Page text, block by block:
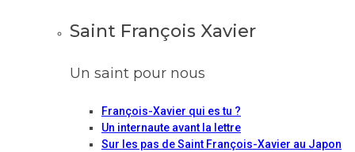
Saint François Xavier
Un saint pour nous
François-Xavier qui es tu ?
Un internaute avant la lettre
Sur les pas de Saint François-Xavier au Japon